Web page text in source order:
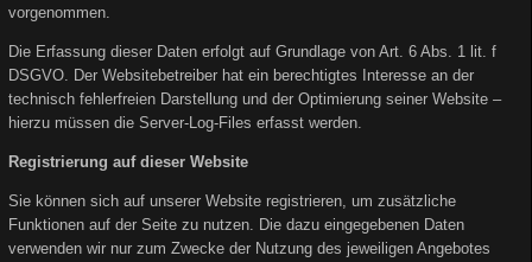
vorgenommen.
Die Erfassung dieser Daten erfolgt auf Grundlage von Art. 6 Abs. 1 lit. f
DSGVO. Der Websitebetreiber hat ein berechtigtes Interesse an der
technisch fehlerfreien Darstellung und der Optimierung seiner Website –
hierzu müssen die Server-Log-Files erfasst werden.
Registrierung auf dieser Website
Sie können sich auf unserer Website registrieren, um zusätzliche
Funktionen auf der Seite zu nutzen. Die dazu eingegebenen Daten
verwenden wir nur zum Zwecke der Nutzung des jeweiligen Angebotes